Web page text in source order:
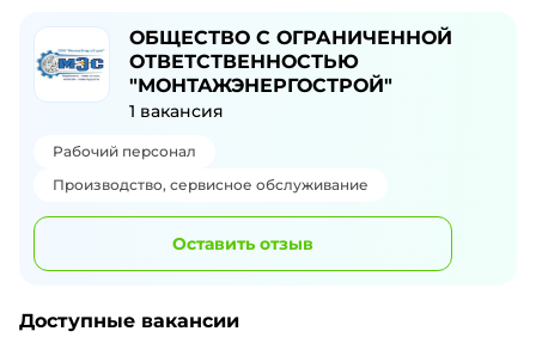
Доступные вакансии компании
ОБЩЕСТВО С ОГРАНИЧЕННОЙ
ОТВЕТСТВЕННОСТЬЮ
"МОНТАЖЭНЕРГОСТРОЙ"
1 вакансия
Рабочий персонал
Производство, сервисное обслуживание
Оставить отзыв
Доступные вакансии